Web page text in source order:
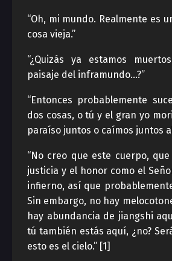
“Oh, mi mundo. Realmente es
cosa vieja.”
“¿Quizás ya estamos
paisaje del inframundo…?”
“Entonces probablemente
dos cosas, o tú y el gran yo
paraíso juntos o caímos juntos
“No creo que este cuerpo,
justicia y el honor como el
infierno, así que
Sin embargo, no hay
hay abundancia de jiangshi
tú también estás aquí, ¿no?
esto es el cielo.” [1]